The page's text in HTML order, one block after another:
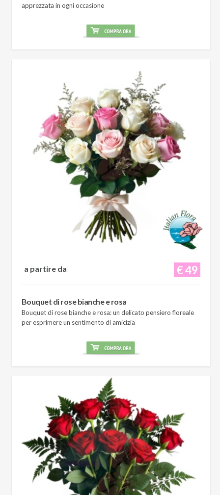
apprezzata in ogni occasione
€ 49
a partire da
Bouquet di rose bianche e rosa
Bouquet di rose bianche e rosa: un delicato pensiero floreale
per esprimere un sentimento di amicizia